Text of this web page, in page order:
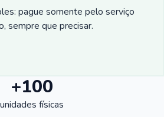
pague somente pelo serviço
sempre que precisar.
+100
unidades físicas